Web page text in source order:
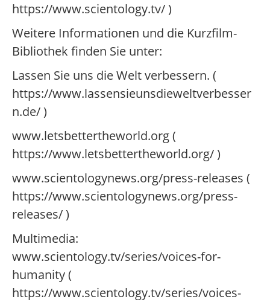
https://www.scientology.tv/ )
Weitere Informationen und die Kurzfilm-
Bibliothek finden Sie unter:
Lassen Sie uns die Welt verbessern. (
https://www.lassensieunsdieweltverbesser
n.de/ )
www.letsbettertheworld.org (
https://www.letsbettertheworld.org/ )
www.scientologynews.org/press-releases (
https://www.scientologynews.org/press-
releases/ )
Multimedia:
www.scientology.tv/series/voices-for-
humanity (
https://www.scientology.tv/series/voices-